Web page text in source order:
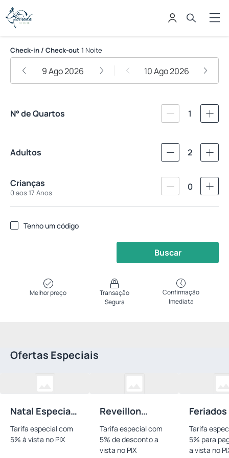
Recanto Alvorada Eco Resort
Check-in / Check-out 1 Noite
9 Ago 2026 10 Ago 2026
N° de Quartos 1
Adultos 2
Crianças
0 aos 17 Anos
0
Tenho um código
Buscar
Melhor preço
Transação
Segura
Confirmação
Imediata
Ofertas Especiais
Natal Especial
Pix
Tarifa especial com
5% á vista no PIX
Reveillon
Especial PIX
Tarifa especial com
5% de desconto a
vista no PIX
Especial
Tarifa
5% para
a vista no